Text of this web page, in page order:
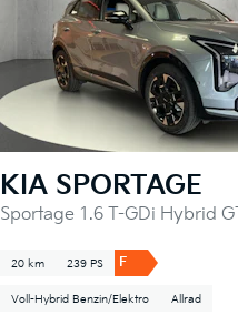
KIA SPORTAGE
Sportage 1.6 T-GDi Hybrid
20 km 239 PS F
Voll-Hybrid Benzin/Elektro Allrad